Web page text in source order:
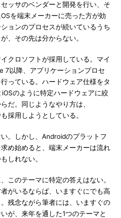
ッサのベンダーと開発を行い、そ
を端末メーカーに売った方が効
ョンのプロセスが続いているうち
、その先は分からない。
クロソフトが採用している。マイ
7以降、アプリケーションプロセ
っている。ハードウェア仕様をタ
のように特定ハードウェアに絞
だ。同じようなやり方は、
採用しようとしている。
。しかし、Androidのプラットフ
め始めると、端末メーカーは流れ
しれない。
このテーマに特定の答えはない。
がいるならば、いますぐにでも高
残念ながら筆者には、いますぐの
が、来年を通した1つのテーマと